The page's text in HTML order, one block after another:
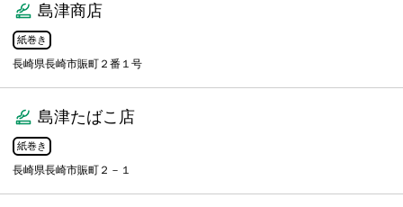
島津商店
紙巻き
長崎県長崎市賑町２番１号
島津たばこ店
紙巻き
長崎県長崎市賑町２－１